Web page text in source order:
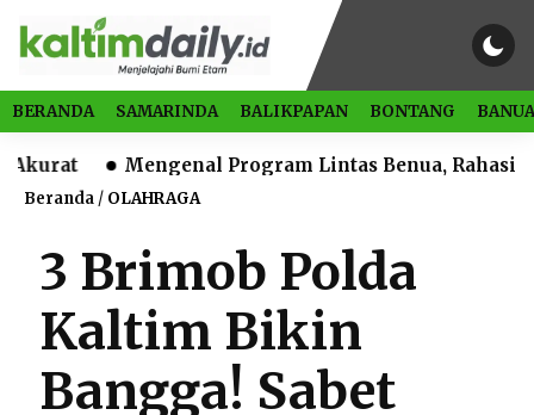
BERANDA SAMARINDA BALIKPAPAN BONTANG
Mengenal Program Lintas Benua, Rahasia Melek
Beranda / OLAHRAGA
3 Brimob Polda
Kaltim Bikin
Bangga! Sabet